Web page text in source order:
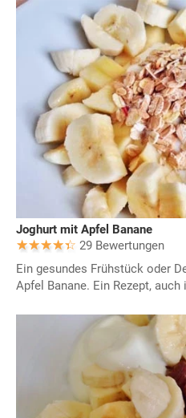
Joghurt mit Apfel Banane
29 Bewertungen
Ein gesundes Frühstück oder
Apfel Banane. Ein Rezept,